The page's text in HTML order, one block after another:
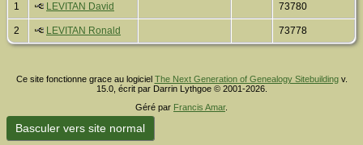
1 LEVITAN David 73780
2 LEVITAN Ronald 73778
Ce site fonctionne grace au logiciel The Next Generation of Genealogy Sitebuildingv.
15.0, écrit par Darrin Lythgoe © 2001-2026.
Géré par Francis Amar.
Basculer vers site normal